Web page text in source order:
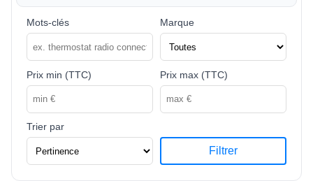
Mots-clés Marque
Prix min (TTC) Prix max (TTC)
Trier par
Filtrer